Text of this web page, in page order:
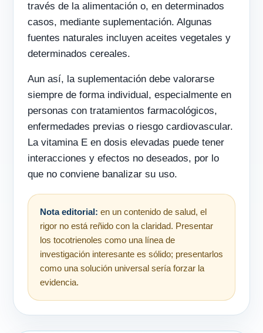
través de la alimentación o, en determinados
casos, mediante suplementación. Algunas
fuentes naturales incluyen aceites vegetales y
determinados cereales.
Aun así, la suplementación debe valorarse
siempre de forma individual, especialmente en
personas con tratamientos farmacológicos,
enfermedades previas o riesgo cardiovascular.
La vitamina E en dosis elevadas puede tener
interacciones y efectos no deseados, por lo
que no conviene banalizar su uso.
Nota editorial: en un contenido de salud, el
rigor no está reñido con la claridad. Presentar
los tocotrienoles como una línea de
investigación interesante es sólido; presentarlos
como una solución universal sería forzar la
evidencia.